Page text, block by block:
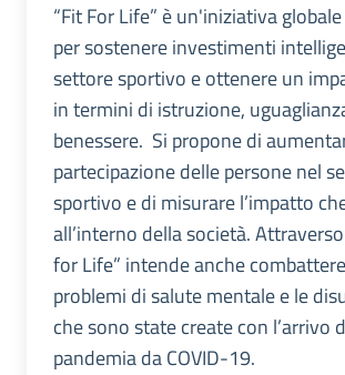
“Fit For Life” è un'iniziativa
per sostenere investimenti
settore sportivo e ottenere un
in termini di istruzione,
benessere. Si propone di
partecipazione delle persone nel
sportivo e di misurare l’impatto
all’interno della società.
for Life” intende anche
problemi di salute mentale e le
che sono state create con l’arrivo
pandemia da COVID-19.